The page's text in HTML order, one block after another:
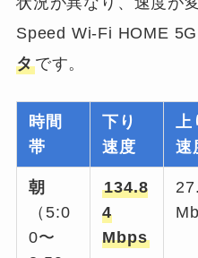
Speed Wi-Fi HOME
タです。
時間
帯
下り
速度
速
朝
（5:0
0〜
134.8
4
Mbps